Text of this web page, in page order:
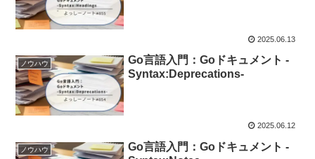
2025.06.13
ノウハウ
Go言語入門：Goドキュメント -
Syntax:Deprecations-
2025.06.12
ノウハウ
Go言語入門：Goドキュメント -